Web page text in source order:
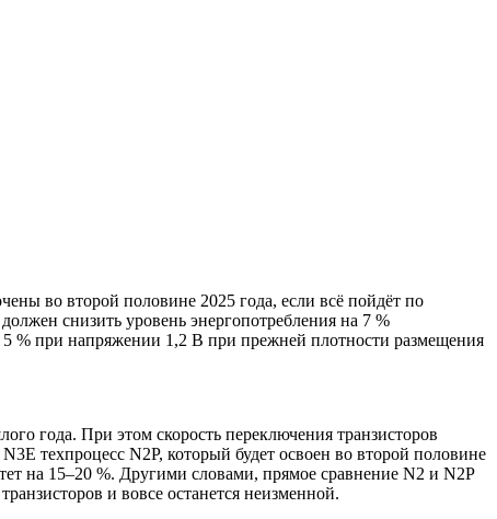
во второй половине 2025 года, если всё пойдёт по
снизить уровень энергопотребления на 7 %
5 % при напряжении 1,2 В при прежней плотности размещения
года. При этом скорость переключения транзисторов
техпроцесс N2P, который будет освоен во второй половине
на 15–20 %. Другими словами, прямое сравнение N2 и N2P
и вовсе останется неизменной.